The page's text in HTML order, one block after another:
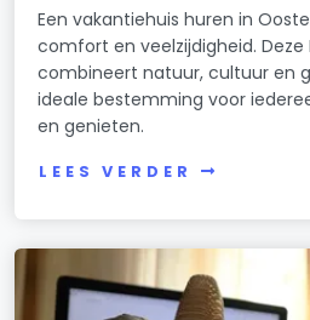
Een vakantiehuis huren in
comfort en veelzijdigheid. Deze
combineert natuur, cultuur en
ideale bestemming voor
en genieten.
LEES VERDER